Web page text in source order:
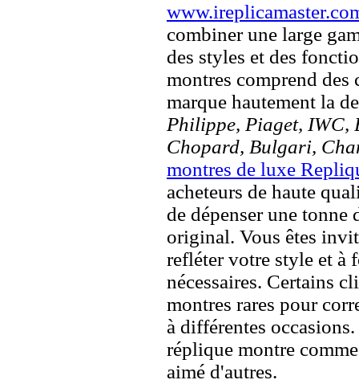
combiner une large
des styles et des
montres comprend des
marque hautement la
Philippe, Piaget, IWC,
Chopard, Bulgari,
montres de luxe
acheteurs de haute
de dépenser une
original. Vous êtes
refléter votre style et à
nécessaires. Certains
montres rares pour
à différentes
réplique montre
aimé d'autres.